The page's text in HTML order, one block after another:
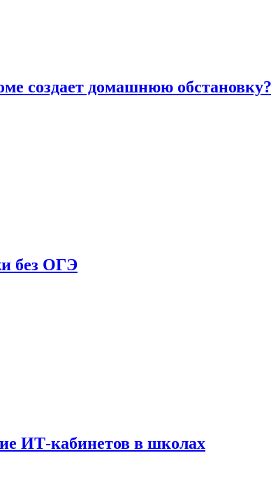
создает домашнюю обстановку?
без ОГЭ
ИТ-кабинетов в школах